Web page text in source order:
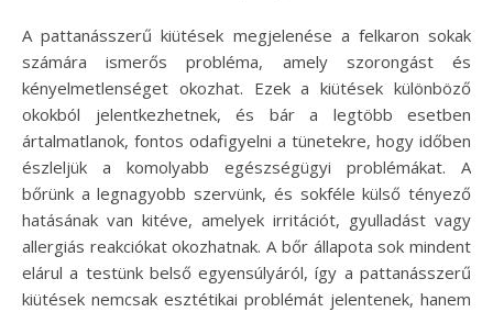
A pattanásszerű kiütések megjelenése a felkaron sokak
számára ismerős probléma, amely szorongást és
kényelmetlenséget okozhat. Ezek a kiütések különböző
okokból jelentkezhetnek, és bár a legtöbb esetben
ártalmatlanok, fontos odafigyelni a tünetekre, hogy időben
észleljük a komolyabb egészségügyi problémákat. A
bőrünk a legnagyobb szervünk, és sokféle külső tényező
hatásának van kitéve, amelyek irritációt, gyulladást vagy
allergiás reakciókat okozhatnak. A bőr állapota sok mindent
elárul a testünk belső egyensúlyáról, így a pattanásszerű
kiütések nemcsak esztétikai problémát jelentenek, hanem